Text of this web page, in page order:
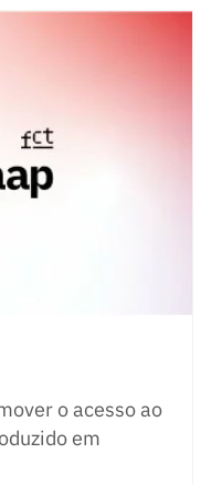
o acesso ao
em